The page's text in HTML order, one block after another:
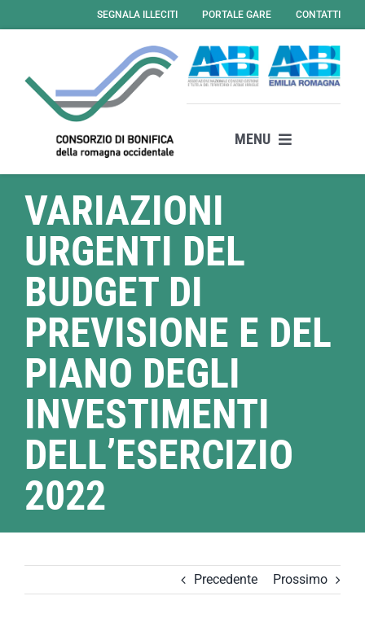
al
SEGNALA ILLECITI PORTALE GARE CONTATTI
MENU
Il consorzio
Attività
Servizi
News
Amministrazione Trasparente
Albo Online – Gare
VARIAZIONI
URGENTI DEL
BUDGET DI
PREVISIONE E DEL
PIANO DEGLI
INVESTIMENTI
DELL’ESERCIZIO
2022
Precedente Prossimo